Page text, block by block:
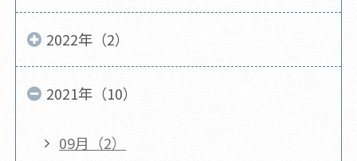
2022年（2）
2021年（10）
09月（2）